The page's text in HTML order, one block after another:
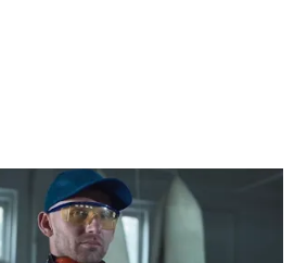
lo primero
seguir precauciones